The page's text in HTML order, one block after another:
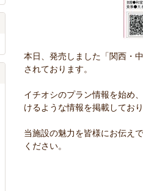
本日、発売しました「関西・
されております。
イチオシのプラン情報を始め
けるような情報を掲載しており
当施設の魅力を皆様にお伝え
ください。